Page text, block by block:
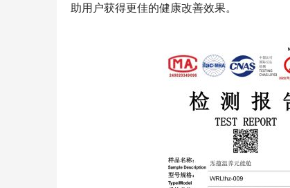
助用户获得更佳的健康改善效果。